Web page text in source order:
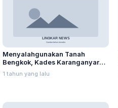
Menyalahgunakan Tanah
Bengkok, Kades Karanganyar
Ditangkap Kejari
1 tahun yang lalu